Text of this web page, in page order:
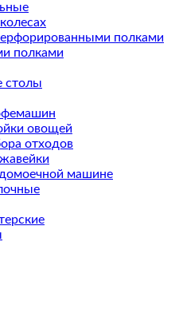
полками
полками
столы
овощей
отходов
машине